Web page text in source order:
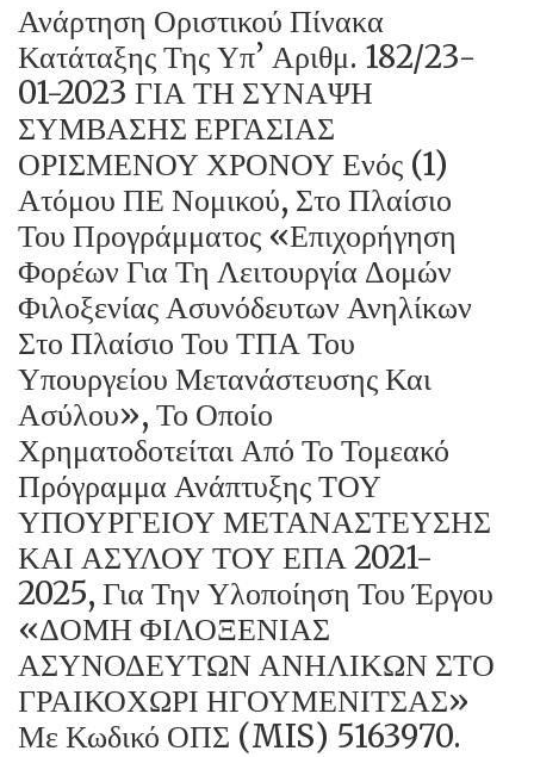
Ανάρτηση Οριστικού Πίνακα
Κατάταξης Της Υπ’ Αριθμ. 182/23-
01-2023 ΓΙΑ ΤΗ ΣΥΝΑΨΗ
ΣΥΜΒΑΣΗΣ ΕΡΓΑΣΙΑΣ
ΟΡΙΣΜΕΝΟΥ ΧΡΟΝΟΥ Ενός (1)
Ατόμου ΠΕ Νομικού, Στο Πλαίσιο
Του Προγράμματος «Επιχορήγηση
Φορέων Για Τη Λειτουργία Δομών
Φιλοξενίας Ασυνόδευτων Ανηλίκων
Στο Πλαίσιο Του ΤΠΑ Του
Υπουργείου Μετανάστευσης Και
Ασύλου», Το Οποίο
Χρηματοδοτείται Από Το Τομεακό
Πρόγραμμα Ανάπτυξης ΤΟΥ
ΥΠΟΥΡΓΕΙΟΥ ΜΕΤΑΝΑΣΤΕΥΣΗΣ
ΚΑΙ ΑΣΥΛΟΥ ΤΟΥ ΕΠΑ 2021-
2025, Για Την Υλοποίηση Του Έργου
«ΔΟΜΗ ΦΙΛΟΞΕΝΙΑΣ
ΑΣΥΝΟΔΕΥΤΩΝ ΑΝΗΛΙΚΩΝ ΣΤΟ
ΓΡΑΙΚΟΧΩΡΙ ΗΓΟΥΜΕΝΙΤΣΑΣ»
Με Κωδικό ΟΠΣ (MIS) 5163970.